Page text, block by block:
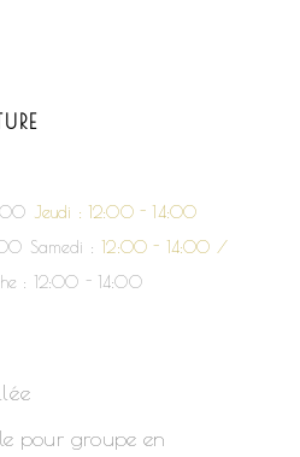
Jeudi : 12:00 - 14:00
Samedi : 12:00 - 14:00 /
: 12:00 - 14:00
pour groupe en